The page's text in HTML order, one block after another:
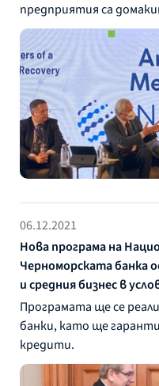
предприятия са
06.12.2021
Нова програма на
Черноморската банка
и средния бизнес в
Програмата ще се
банки, като ще
кредити.